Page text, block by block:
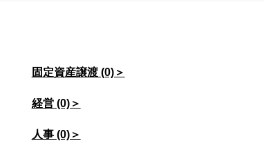
固定資産譲渡 (0)＞
経営 (0)＞
人事 (0)＞